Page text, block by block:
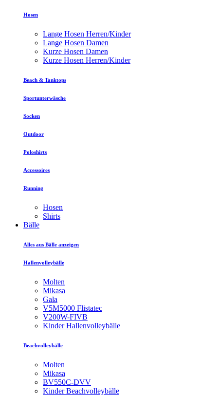
Hosen
Lange Hosen Herren/Kinder
Lange Hosen Damen
Kurze Hosen Damen
Kurze Hosen Herren/Kinder
Beach & Tanktops
Sportunterwäsche
Socken
Outdoor
Poloshirts
Accessoires
Running
Hosen
Shirts
Bälle
Alles aus Bälle anzeigen
Hallenvolleybälle
Molten
Mikasa
Gala
V5M5000 Flistatec
V200W-FIVB
Kinder Hallenvolleybälle
Beachvolleybälle
Molten
Mikasa
BV550C-DVV
Kinder Beachvolleybälle